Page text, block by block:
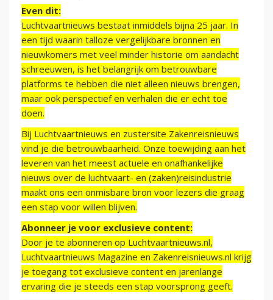
Even dit:
Luchtvaartnieuws bestaat inmiddels bijna 25 jaar. In
een tijd waarin talloze vergelijkbare bronnen en
nieuwkomers met veel minder historie om aandacht
schreeuwen, is het belangrijk om betrouwbare
platforms te hebben die niet alleen nieuws brengen,
maar ook perspectief en verhalen die er echt toe
doen.
Bij Luchtvaartnieuws en zustersite Zakenreisnieuws
vind je die betrouwbaarheid. Onze toewijding aan het
leveren van het meest actuele en onafhankelijke
nieuws over de luchtvaart- en (zaken)reisindustrie
maakt ons een onmisbare bron voor lezers die graag
een stap voor willen blijven.
Abonneer je voor exclusieve content:
Door je te abonneren op Luchtvaartnieuws.nl,
Luchtvaartnieuws Magazine en Zakenreisnieuws.nl krijg
je toegang tot exclusieve content en jarenlange
ervaring die je steeds een stap voorsprong geeft.